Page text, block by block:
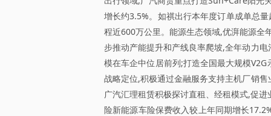
增长约3.5%。如祺出行本年度订单成单总
程近600万公里。能源生态领域,优湃能源全
步推动产能提升和产线良率爬坡,全年动力
模在车企中位居前列;打造全国最大规模
战略定位,积极通过金融服务支持主机厂销
广汽汇理租赁积极探讨直租、经租模式,促
险新能源车险保费收入较上年同期增长